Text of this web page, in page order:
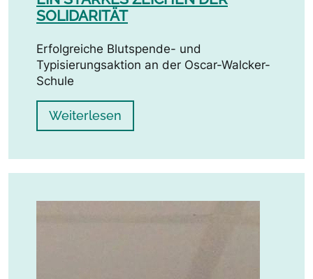
SOLIDARITÄT
Erfolgreiche Blutspende- und
Typisierungsaktion an der Oscar-Walcker-
Schule
Weiterlesen